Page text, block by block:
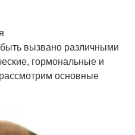
вызвано различными
гормональные и
основные